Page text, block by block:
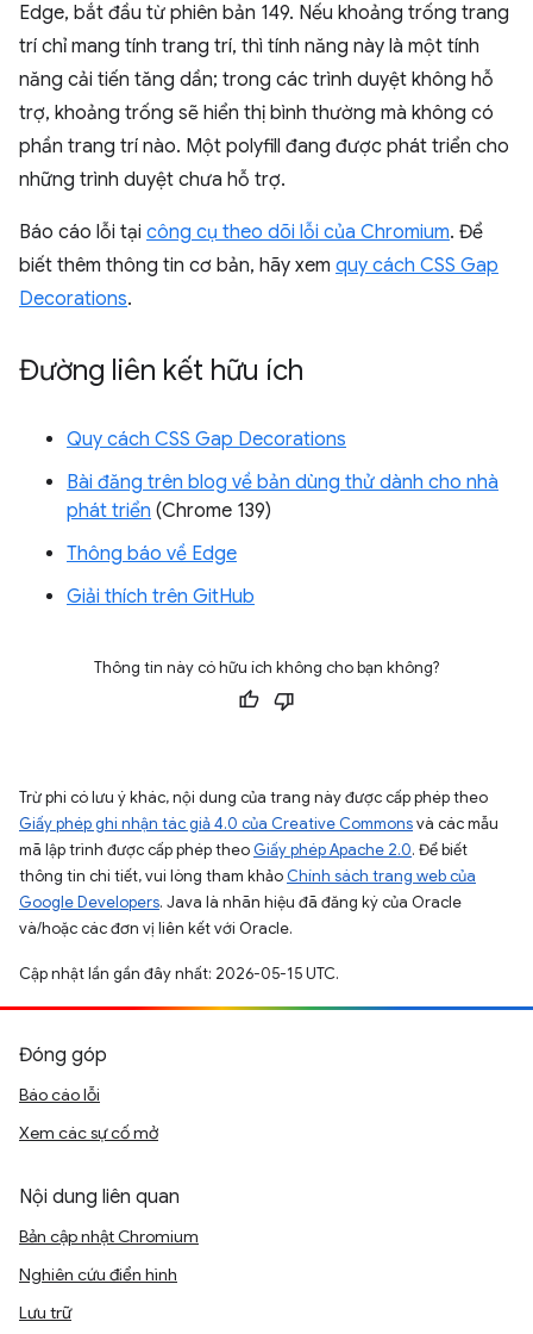
Edge, bắt đầu từ phiên bản 149. Nếu khoảng trống trang
trí chỉ mang tính trang trí, thì tính năng này là một tính
năng cải tiến tăng dần; trong các trình duyệt không hỗ
trợ, khoảng trống sẽ hiển thị bình thường mà không có
phần trang trí nào. Một polyfill đang được phát triển cho
những trình duyệt chưa hỗ trợ.
Báo cáo lỗi tại công cụ theo dõi lỗi của Chromium. Để
biết thêm thông tin cơ bản, hãy xem quy cách CSS Gap
Decorations.
Đường liên kết hữu ích
Quy cách CSS Gap Decorations
Bài đăng trên blog về bản dùng thử dành cho nhà
phát triển (Chrome 139)
Thông báo về Edge
Giải thích trên GitHub
Thông tin này có hữu ích không cho bạn không?
Trừ phi có lưu ý khác, nội dung của trang này được cấp phép theo
Giấy phép ghi nhận tác giả 4.0 của Creative Commonsvà các mẫu
mã lập trình được cấp phép theo Giấy phép Apache 2.0. Để biết
thông tin chi tiết, vui lòng tham khảo Chính sách trang web của
Google Developers. Java là nhãn hiệu đã đăng ký của Oracle
và/hoặc các đơn vị liên kết với Oracle.
Cập nhật lần gần đây nhất: 2026-05-15 UTC.
Đóng góp
Báo cáo lỗi
Xem các sự cố mở
Nội dung liên quan
Bản cập nhật Chromium
Nghiên cứu điển hình
Lưu trữ